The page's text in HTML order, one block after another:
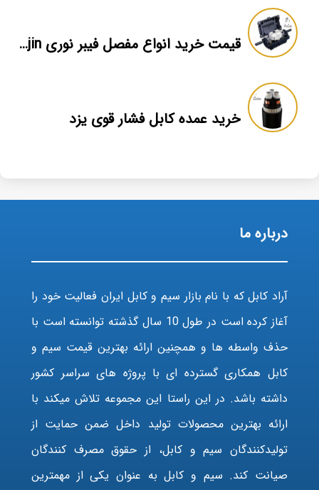
قیمت خرید انواع مفصل فیبر نوری samjin
خرید عمده کابل فشار قوی یزد
درباره ما
آراد کابل که با نام بازار سیم و کابل ایران فعالیت خود را
آغاز کرده است در طول 10 سال گذشته توانسته است با
حذف واسطه ها و همچنین ارائه بهترین قیمت سیم و
کابل همکاری گسترده ای با پروژه های سراسر کشور
داشته باشد. در این راستا این مجموعه تلاش میکند با
ارائه بهترین محصولات تولید داخل ضمن حمایت از
تولیدکنندگان سیم و کابل، از حقوق مصرف کنندگان
صیانت کند. سیم و کابل به عنوان یکی از مهمترین